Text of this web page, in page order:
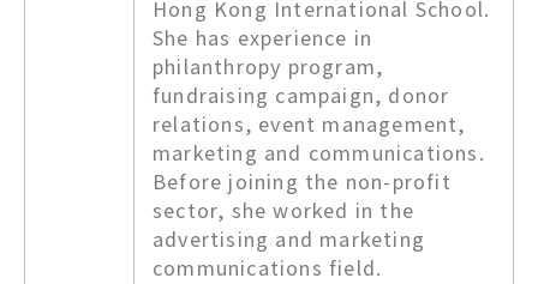
Hong Kong International School.
She has experience in
philanthropy program,
fundraising campaign, donor
relations, event management,
marketing and communications.
Before joining the non-profit
sector, she worked in the
advertising and marketing
communications field.